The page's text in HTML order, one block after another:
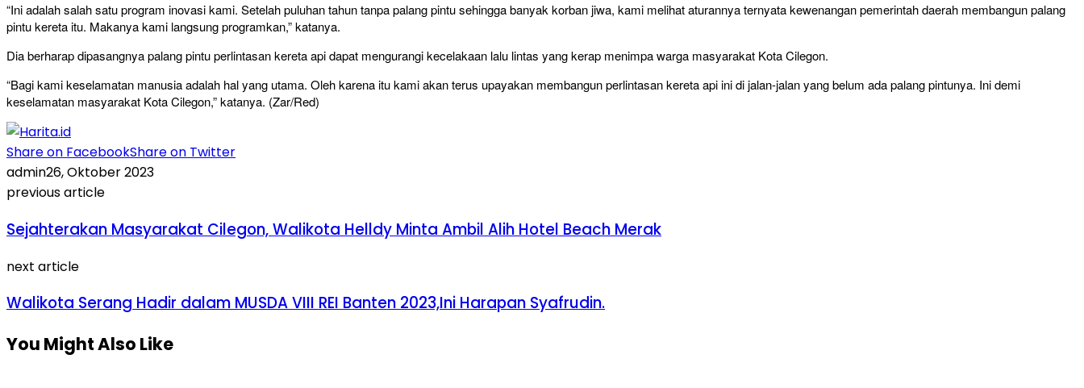
“Ini adalah salah satu program inovasi kami. Setelah puluhan tahun tanpa palang pintu sehingga banyak korban jiwa, kami melihat aturannya ternyata kewenangan pemerintah daerah membangun palang
pintu kereta itu. Makanya kami langsung programkan,” katanya.
Dia berharap dipasangnya palang pintu perlintasan kereta api dapat mengurangi kecelakaan lalu lintas yang kerap menimpa warga masyarakat Kota Cilegon.
“Bagi kami keselamatan manusia adalah hal yang utama. Oleh karena itu kami akan terus upayakan membangun perlintasan kereta api ini di jalan-jalan yang belum ada palang pintunya. Ini demi
keselamatan masyarakat Kota Cilegon,” katanya. (Zar/Red)
Share on FacebookShare on Twitter
admin26, Oktober 2023
previous article
Sejahterakan Masyarakat Cilegon, Walikota Helldy Minta Ambil Alih Hotel Beach Merak
next article
Walikota Serang Hadir dalam MUSDA VIII REI Banten 2023,Ini Harapan Syafrudin.
You Might Also Like